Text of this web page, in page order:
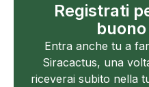
Registrati
Entra anche tu a
Siracactus, una
riceverai subito nella